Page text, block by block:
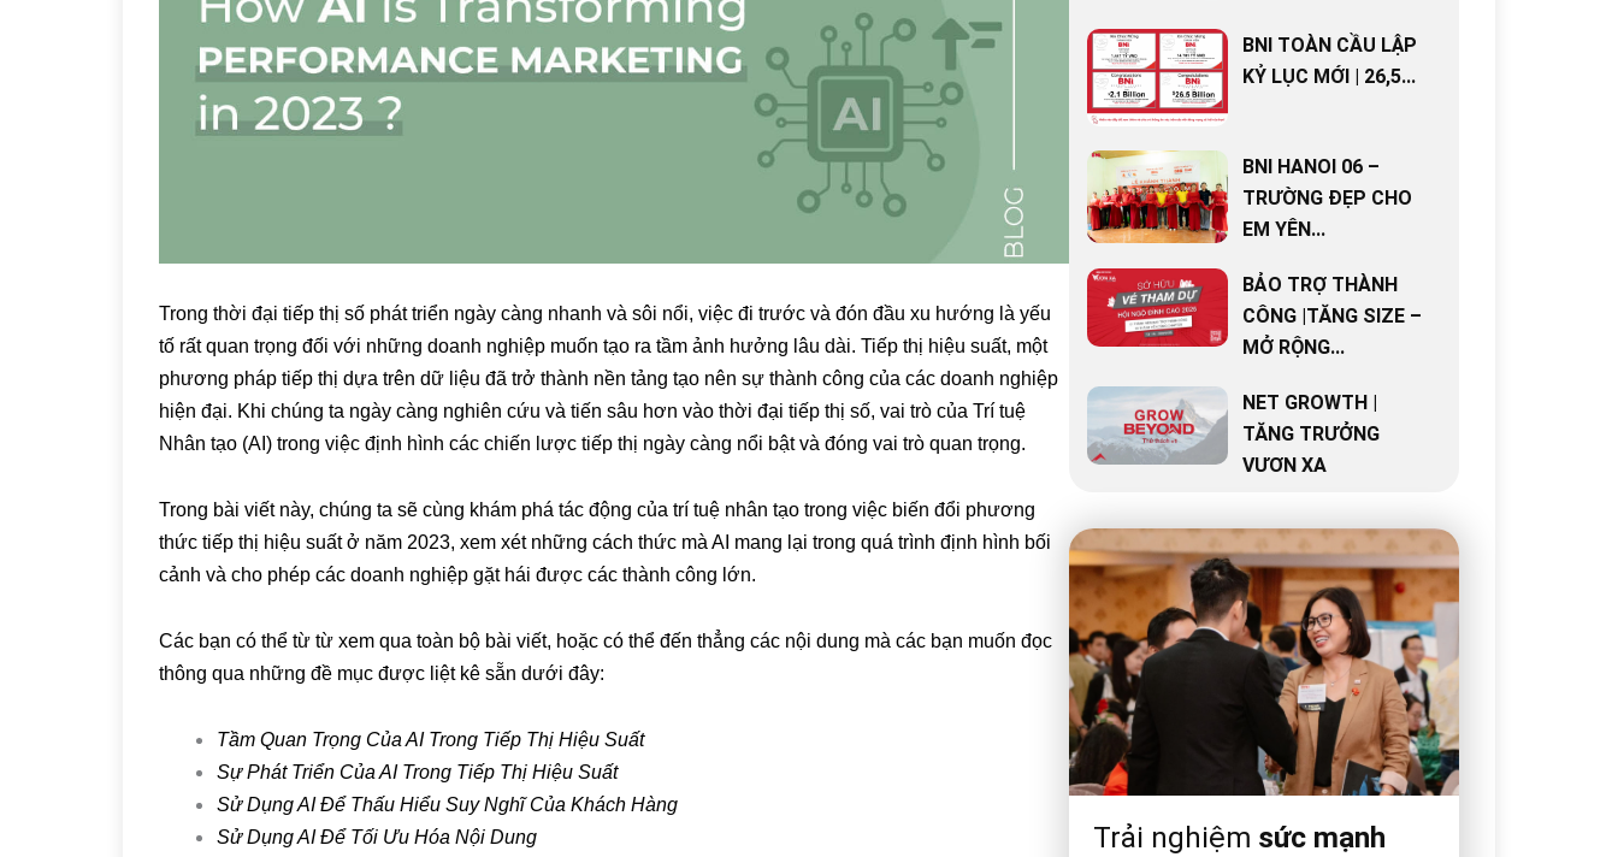
Trong thời đại tiếp thị số phát triển ngày càng nhanh và sôi nổi, việc đi trước và đón đầu xu hướng là yếu
tố rất quan trọng đối với những doanh nghiệp muốn tạo ra tầm ảnh hưởng lâu dài. Tiếp thị hiệu suất, một
phương pháp tiếp thị dựa trên dữ liệu đã trở thành nền tảng tạo nên sự thành công của các doanh nghiệp
hiện đại. Khi chúng ta ngày càng nghiên cứu và tiến sâu hơn vào thời đại tiếp thị số, vai trò của Trí tuệ
Nhân tạo (AI) trong việc định hình các chiến lược tiếp thị ngày càng nổi bật và đóng vai trò quan trọng.
Trong bài viết này, chúng ta sẽ cùng khám phá tác động của trí tuệ nhân tạo trong việc biến đổi phương
thức tiếp thị hiệu suất ở năm 2023, xem xét những cách thức mà AI mang lại trong quá trình định hình bối
cảnh và cho phép các doanh nghiệp gặt hái được các thành công lớn.
Các bạn có thể từ từ xem qua toàn bộ bài viết, hoặc có thể đến thẳng các nội dung mà các bạn muốn đọc
thông qua những đề mục được liệt kê sẵn dưới đây:
Tầm Quan Trọng Của AI Trong Tiếp Thị Hiệu Suất
Sự Phát Triển Của AI Trong Tiếp Thị Hiệu Suất
Sử Dụng AI Để Thấu Hiểu Suy Nghĩ Của Khách Hàng
Sử Dụng AI Để Tối Ưu Hóa Nội Dung
BNI TOÀN CẦU LẬP
KỶ LỤC MỚI | 26,5...
BNI HANOI 06 –
TRƯỜNG ĐẸP CHO
EM YÊN...
BẢO TRỢ THÀNH
CÔNG |TĂNG SIZE –
MỞ RỘNG...
NET GROWTH |
TĂNG TRƯỞNG
VƯƠN XA
Trải nghiệm sức mạnh